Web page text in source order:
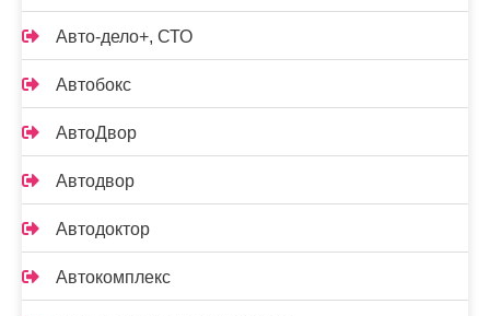
Авто-дело+, СТО
Автобокс
АвтоДвор
Автодвор
Автодоктор
Автокомплекс